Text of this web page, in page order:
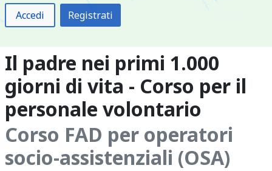
Accedi Registrati
Il padre nei primi 1.000
giorni di vita - Corso per il
personale volontario
Corso FAD per operatori
socio-assistenziali (OSA)